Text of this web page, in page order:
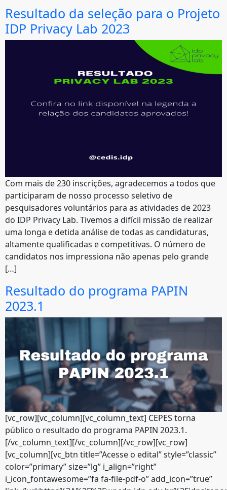
Resultado da seleção para o Projeto
IDP Privacy Lab 2023
Com mais de 230 inscrições, agradecemos a todos que
participaram de nosso processo seletivo de
pesquisadores voluntários para as atividades de 2023
do IDP Privacy Lab. Tivemos a difícil missão de realizar
uma longa e detida análise de todas as candidaturas,
altamente qualificadas e competitivas. O número de
candidatos nos impressiona não apenas pelo grande
[…]
Resultado do programa PAPIN
2023.1
[vc_row][vc_column][vc_column_text] CEPES torna
público o resultado do programa PAPIN 2023.1.
[/vc_column_text][/vc_column][/vc_row][vc_row]
[vc_column][vc_btn title=”Acesse o edital” style=”classic”
color=”primary” size=”lg” i_align=”right”
i_icon_fontawesome=”fa fa-file-pdf-o” add_icon=”true”